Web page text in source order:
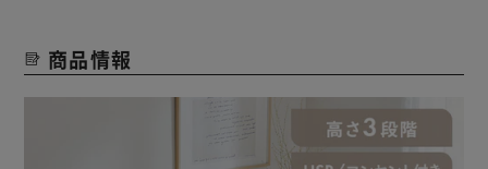
商品情報